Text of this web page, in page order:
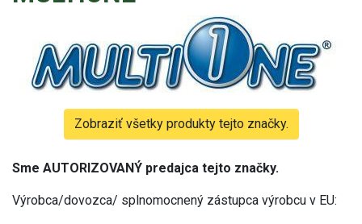
Zobraziť všetky produkty tejto značky.
Sme AUTORIZOVANÝ predajca tejto značky.
Výrobca/dovozca/ splnomocnený zástupca výrobcu v EU: